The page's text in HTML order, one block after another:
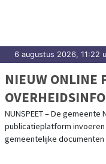
6 augustus 2026, 11:22
NIEUW ONLINE
BETER
NUNSPEET – De
publicatieplatform
gemeentelijke documenten